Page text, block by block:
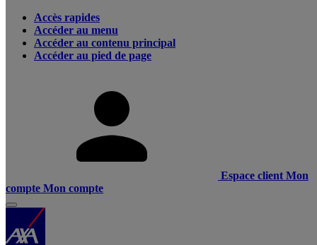
Accès rapides
Accéder au menu
Accéder au contenu principal
Accéder au pied de page
Espace client Mon
compte Mon compte